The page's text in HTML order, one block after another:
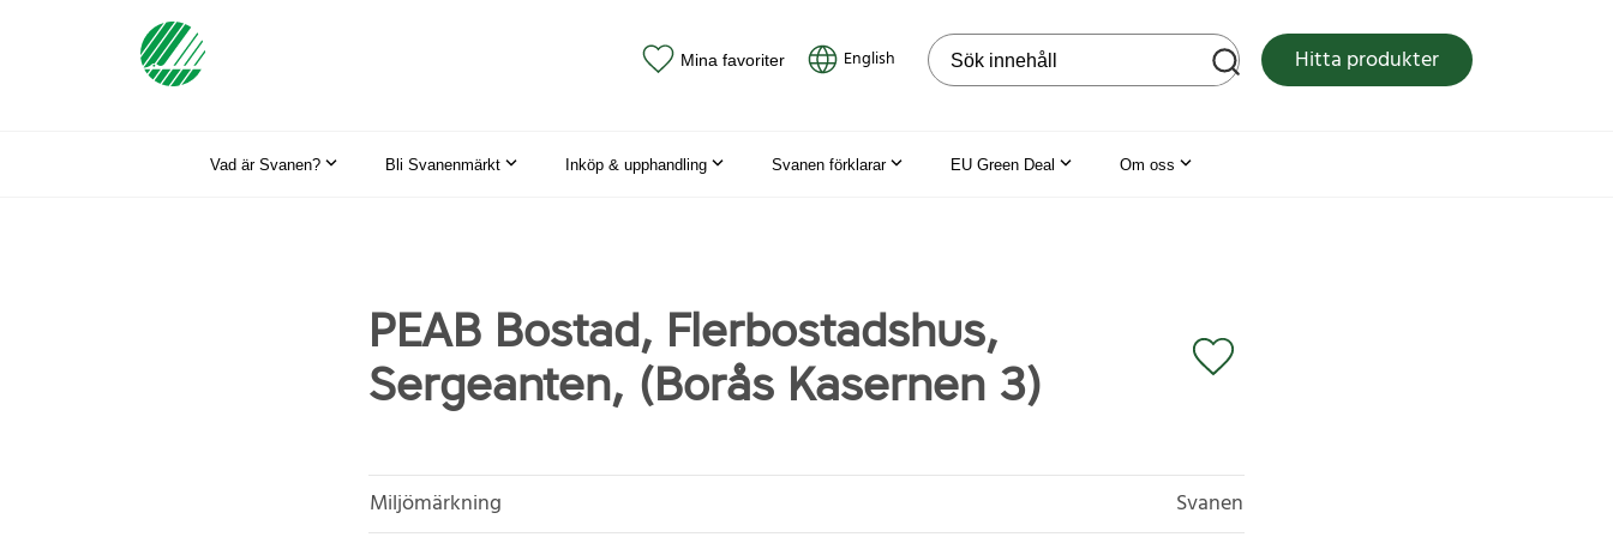
Mina favoriter English Sök på webbplatsen Hitta produkter
Vad är Svanen? Bli Svanenmärkt Inköp & upphandling Svanen förklarar EU Green Deal Om oss
PEAB Bostad, Flerbostadshus,
Sergeanten, (Borås Kasernen 3)
Miljömärkning
Svanen